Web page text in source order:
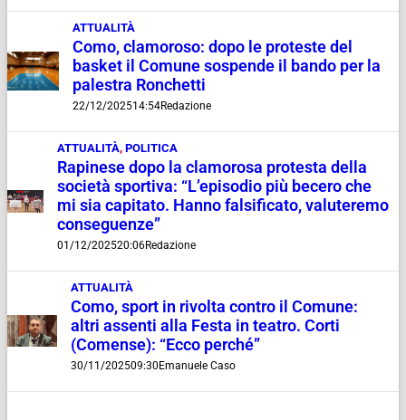
ATTUALITÀ
Como, clamoroso: dopo le proteste del
basket il Comune sospende il bando per la
palestra Ronchetti
22/12/202514:54Redazione
ATTUALITÀ,POLITICA
Rapinese dopo la clamorosa protesta della
società sportiva: “L’episodio più becero che
mi sia capitato. Hanno falsificato, valuteremo
conseguenze”
01/12/202520:06Redazione
ATTUALITÀ
Como, sport in rivolta contro il Comune:
altri assenti alla Festa in teatro. Corti
(Comense): “Ecco perché”
30/11/202509:30Emanuele Caso